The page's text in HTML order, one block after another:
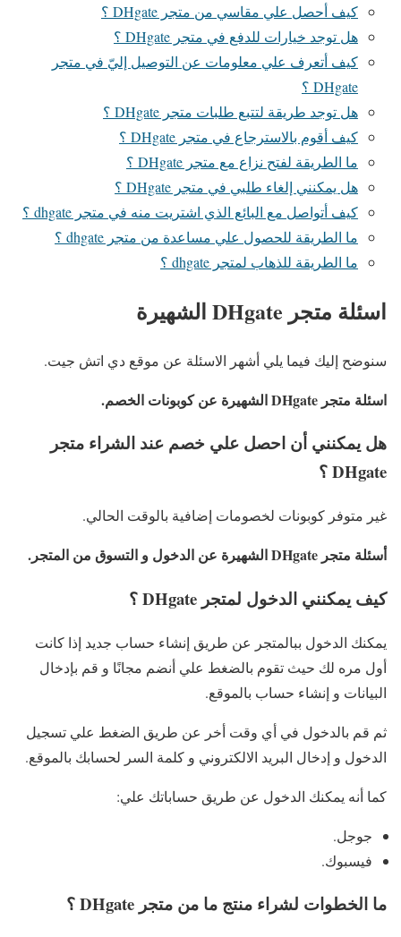
كيف أحصل علي مقاسي من متجر DHgate ؟
هل توجد خيارات للدفع في متجر DHgate ؟
كيف أتعرف علي معلومات عن التوصيل إليّ في متجر
DHgate ؟
هل توجد طريقة لتتبع طلبات متجر DHgate ؟
كيف أقوم بالاسترجاع في متجر DHgate ؟
ما الطريقة لفتح نزاع مع متجر DHgate ؟
هل يمكنني إلغاء طلبي في متجر DHgate ؟
كيف أتواصل مع البائع الذي اشتريت منه في متجر dhgate ؟
ما الطريقة للحصول علي مساعدة من متجر dhgate ؟
ما الطريقة للذهاب لمتجر dhgate ؟
اسئلة متجر DHgate الشهيرة
سنوضح إليك فيما يلي أشهر الاسئلة عن موقع دي اتش جيت.
اسئلة متجر DHgate الشهيرة عن كوبونات الخصم.
هل يمكنني أن احصل علي خصم عند الشراء متجر
DHgate ؟
غير متوفر كوبونات لخصومات إضافية بالوقت الحالي.
أسئلة متجر DHgate الشهيرة عن الدخول و التسوق من المتجر.
كيف يمكنني الدخول لمتجر DHgate ؟
يمكنك الدخول ببالمتجر عن طريق إنشاء حساب جديد إذا كانت
أول مره لك حيث تقوم بالضغط علي أنضم مجانًا و قم بإدخال
البيانات و إنشاء حساب بالموقع.
ثم قم بالدخول في أي وقت أخر عن طريق الضغط علي تسجيل
الدخول و إدخال البريد الالكتروني و كلمة السر لحسابك بالموقع.
كما أنه يمكنك الدخول عن طريق حساباتك علي:
جوجل.
فيسبوك.
ما الخطوات لشراء منتج ما من متجر DHgate ؟